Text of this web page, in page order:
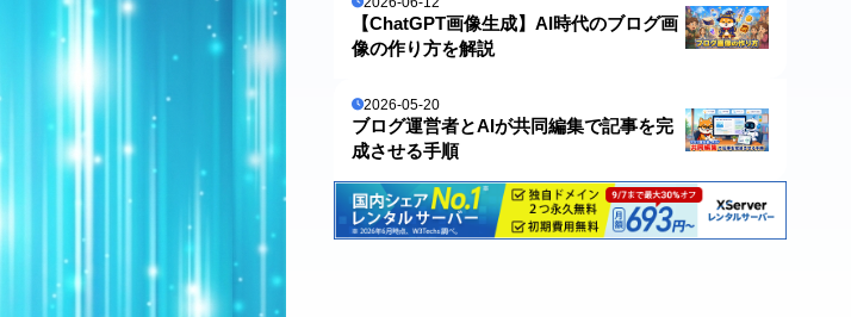
【ChatGPT画像生成】AI時代のブログ画
像の作り方を解説
2026-05-20
ブログ運営者とAIが共同編集で記事を完
成させる手順